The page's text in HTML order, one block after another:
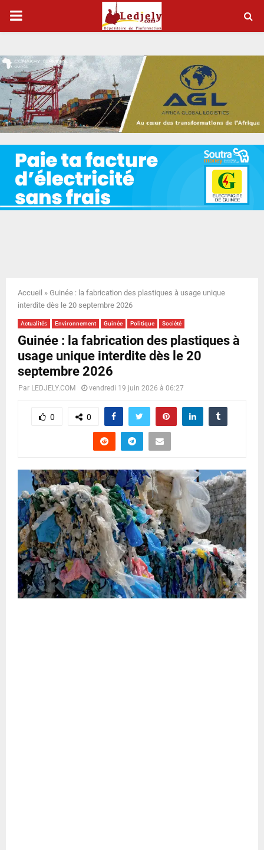
P
I
M
A
R
Y
N
U
Accueil » Guinée : la fabrication des plastiques à usage unique
interdite dès le 20 septembre 2026
Actualités Environnement Guinée Politique Société
Guinée : la fabrication des plastiques à
usage unique interdite dès le 20
septembre 2026
Par LEDJELY.COM vendredi 19 juin 2026 à 06:27
0 0